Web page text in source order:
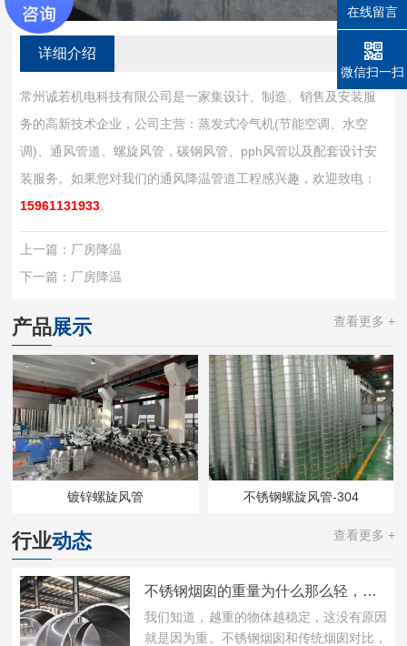
详细介绍
常州诚若机电科技有限公司是一家集设计、制造、销售及安装服
务的高新技术企业，公司主营：蒸发式冷气机(节能空调、水空
调)、通风管道、螺旋风管，碳钢风管、pph风管以及配套设计安
装服务。如果您对我们的通风降温管道工程感兴趣，欢迎致电：
15961131933。
上一篇： 厂房降温
下一篇： 厂房降温
产品展示 查看更多 +
镀锌螺旋风管 不锈钢螺旋风管-304
行业动态 查看更多 +
不锈钢烟囱的重量为什么那么轻，功能还那么好?
我们知道，越重的物体越稳定，这没有原因
就是因为重。不锈钢烟囱和传统烟囱对比，
在线留言
微信扫一扫